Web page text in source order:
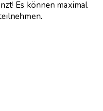
Es können maximal